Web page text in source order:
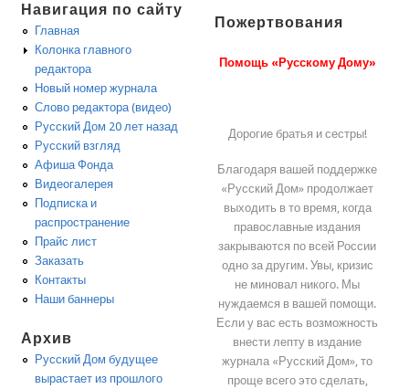
Навигация по сайту
Главная
Колонка главного
редактора
Новый номер журнала
Слово редактора (видео)
Русский Дом 20 лет назад
Русский взгляд
Афиша Фонда
Видеогалерея
Подписка и
распространение
Прайс лист
Заказать
Контакты
Наши баннеры
Архив
Русский Дом будущее
вырастает из прошлого
Пожертвования
Помощь «Русскому Дому»
Дорогие братья и сестры!
Благодаря вашей поддержке
«Русский Дом» продолжает
выходить в то время, когда
православные издания
закрываются по всей России
одно за другим. Увы, кризис
не миновал никого. Мы
нуждаемся в вашей помощи.
Если у вас есть возможность
внести лепту в издание
журнала «Русский Дом», то
проще всего это сделать,